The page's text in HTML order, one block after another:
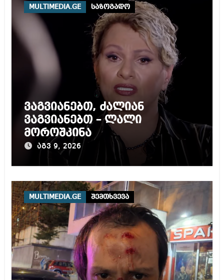
MULTIMEDIA.GE საზოგადო
ვაგვიანებთ, ძალიან
ვაგვიანებთ – ლალი
მოროშკინა
აგვ 9, 2026
MULTIMEDIA.GE შემთხვევა